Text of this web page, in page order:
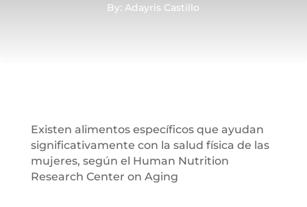
By: Adayris Castillo
Existen alimentos específicos que ayudan
significativamente con la salud física de las
mujeres, según el Human Nutrition
Research Center on Aging